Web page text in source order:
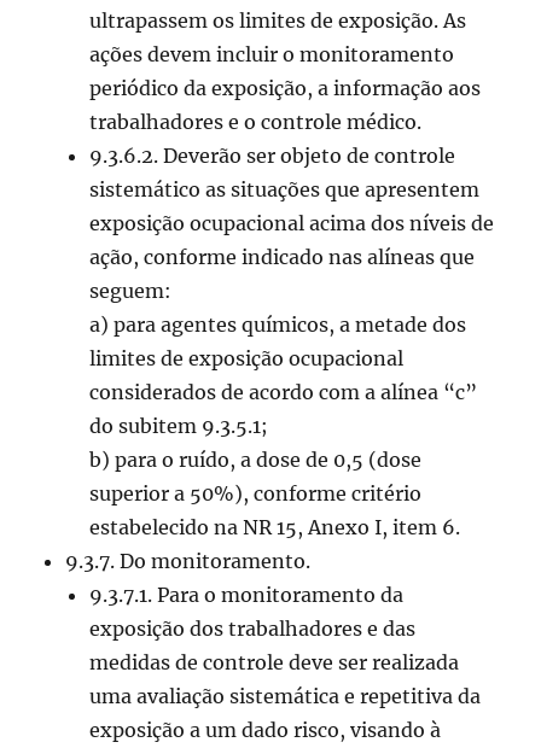
ultrapassem os limites de exposição. As
ações devem incluir o monitoramento
periódico da exposição, a informação aos
trabalhadores e o controle médico.
9.3.6.2. Deverão ser objeto de controle
sistemático as situações que apresentem
exposição ocupacional acima dos níveis de
ação, conforme indicado nas alíneas que
seguem:
a) para agentes químicos, a metade dos
limites de exposição ocupacional
considerados de acordo com a alínea “c”
do subitem 9.3.5.1;
b) para o ruído, a dose de 0,5 (dose
superior a 50%), conforme critério
estabelecido na NR 15, Anexo I, item 6.
9.3.7. Do monitoramento.
9.3.7.1. Para o monitoramento da
exposição dos trabalhadores e das
medidas de controle deve ser realizada
uma avaliação sistemática e repetitiva da
exposição a um dado risco, visando à